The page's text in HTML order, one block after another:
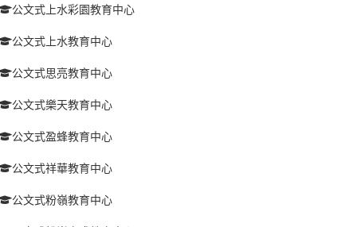
公文式上水彩園教育中心
公文式上水教育中心
公文式思亮教育中心
公文式樂天教育中心
公文式盈蜂教育中心
公文式祥華教育中心
公文式粉嶺教育中心